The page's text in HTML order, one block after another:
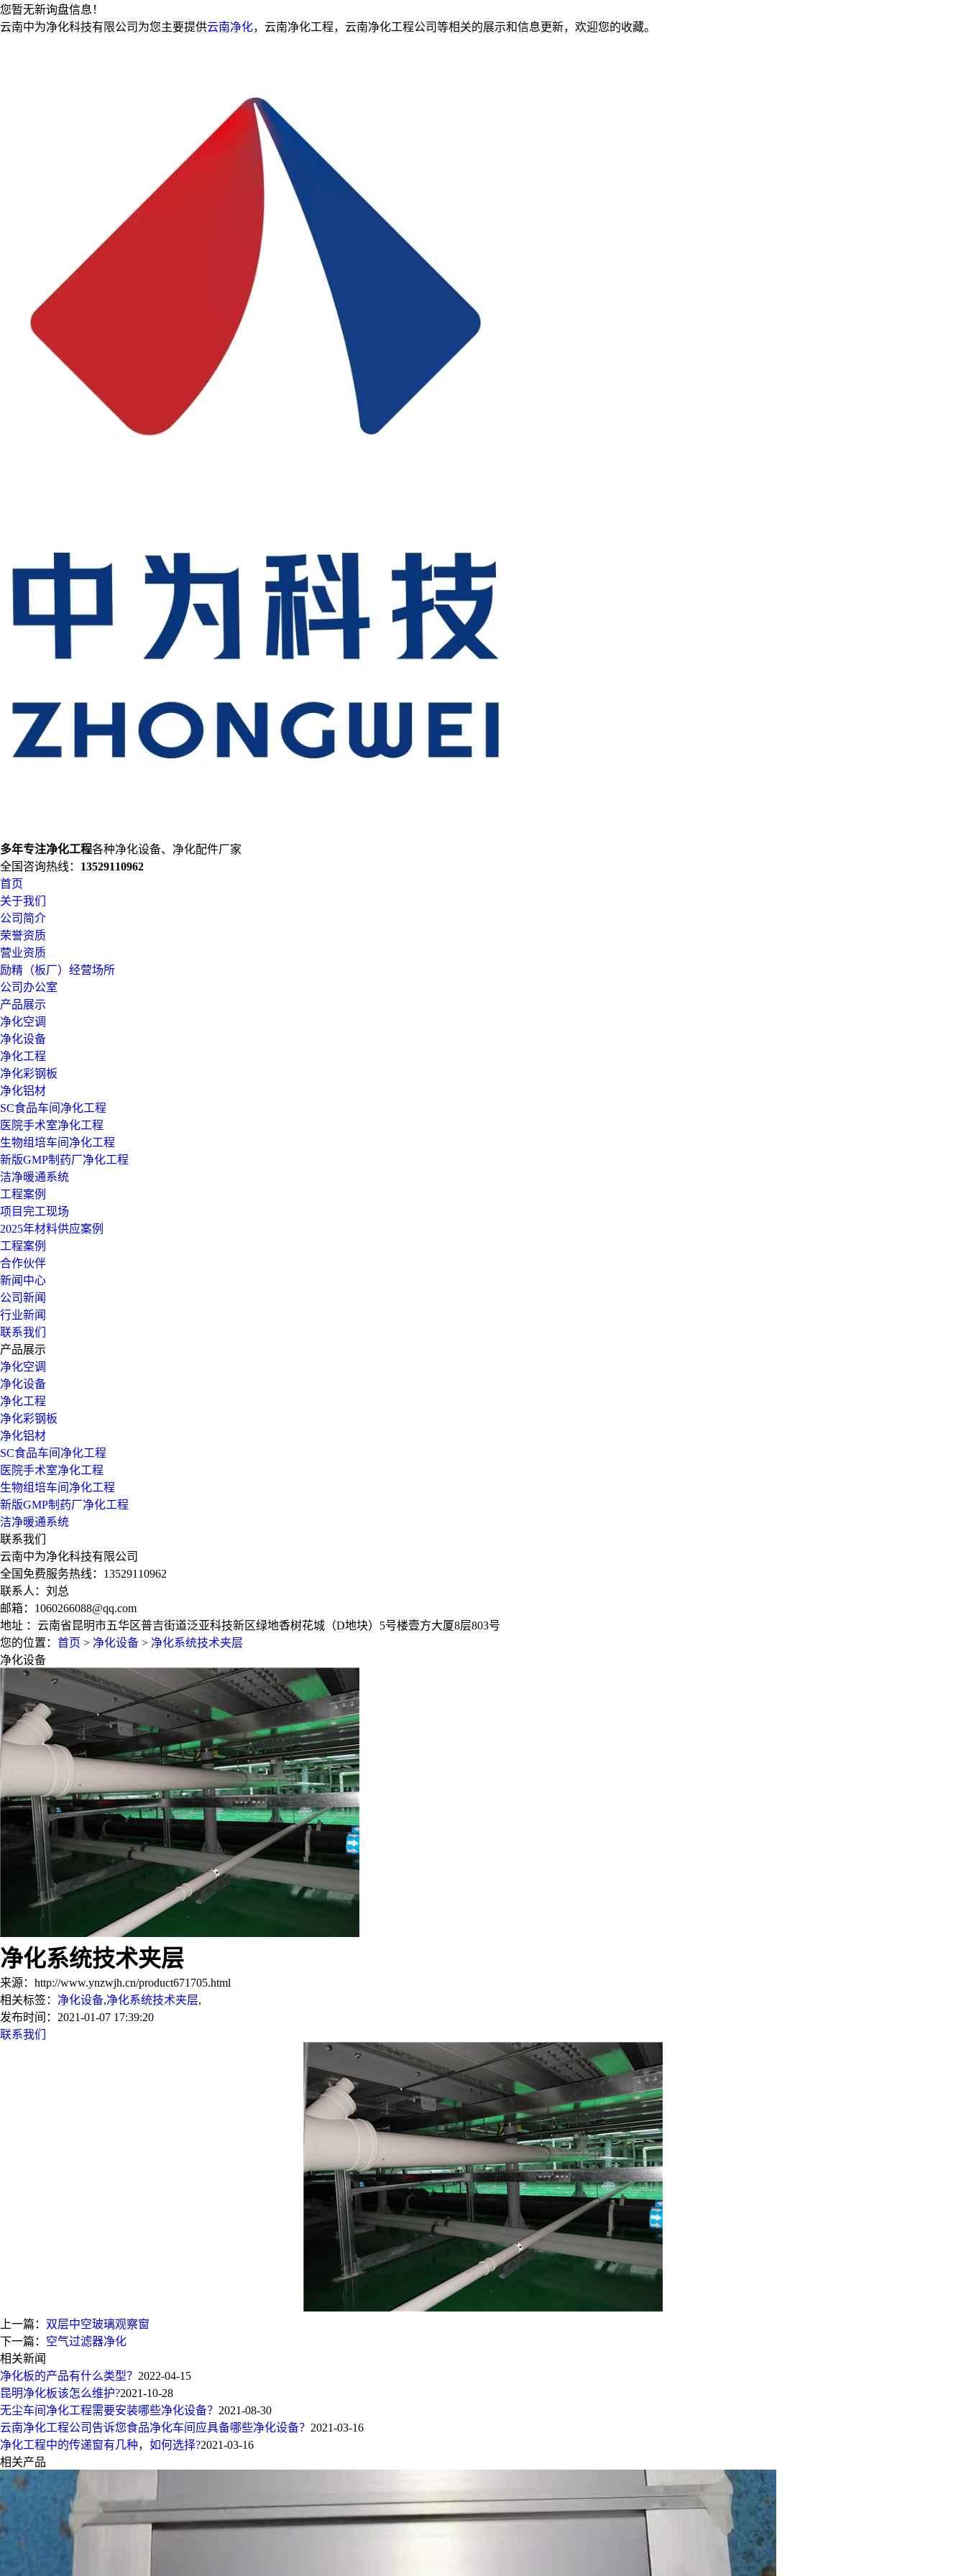
您暂无新询盘信息！
云南中为净化科技有限公司为您主要提供云南净化，云南净化工程，云南净化工程公司等相关的展示和信息更新，欢迎您的收藏。
多年专注净化工程各种净化设备、净化配件厂家
全国咨询热线： 13529110962
首页
关于我们
公司简介
荣誉资质
营业资质
励精（板厂）经营场所
公司办公室
产品展示
净化空调
净化设备
净化工程
净化彩钢板
净化铝材
SC食品车间净化工程
医院手术室净化工程
生物组培车间净化工程
新版GMP制药厂净化工程
洁净暖通系统
工程案例
项目完工现场
2025年材料供应案例
工程案例
合作伙伴
新闻中心
公司新闻
行业新闻
联系我们
产品展示
净化空调
净化设备
净化工程
净化彩钢板
净化铝材
SC食品车间净化工程
医院手术室净化工程
生物组培车间净化工程
新版GMP制药厂净化工程
洁净暖通系统
联系我们
云南中为净化科技有限公司
全国免费服务热线：13529110962
联系人：刘总
邮箱：1060266088@qq.com
地址 ：云南省昆明市五华区普吉街道泛亚科技新区绿地香树花城（D地块）5号楼壹方大厦8层803号
您的位置： 首页 > 净化设备 > 净化系统技术夹层
净化设备
净化系统技术夹层
来源：http://www.ynzwjh.cn/product671705.html
相关标签： 净化设备,净化系统技术夹层,
发布时间：2021-01-07 17:39:20
联系我们
上一篇： 双层中空玻璃观察窗
下一篇： 空气过滤器净化
相关新闻
净化板的产品有什么类型？ 2022-04-15
昆明净化板该怎么维护?2021-10-28
无尘车间净化工程需要安装哪些净化设备？ 2021-08-30
云南净化工程公司告诉您食品净化车间应具备哪些净化设备？ 2021-03-16
净化工程中的传递窗有几种，如何选择?2021-03-16
相关产品